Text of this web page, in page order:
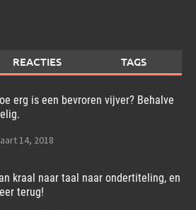
REACTIES TAGS
erg is een bevroren vijver? Behalve
14, 2018
kraal naar taal naar ondertiteling, en
terug!